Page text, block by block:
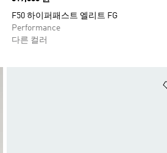
F50 하이퍼패스트 엘리트 FG
Performance
다른 컬러